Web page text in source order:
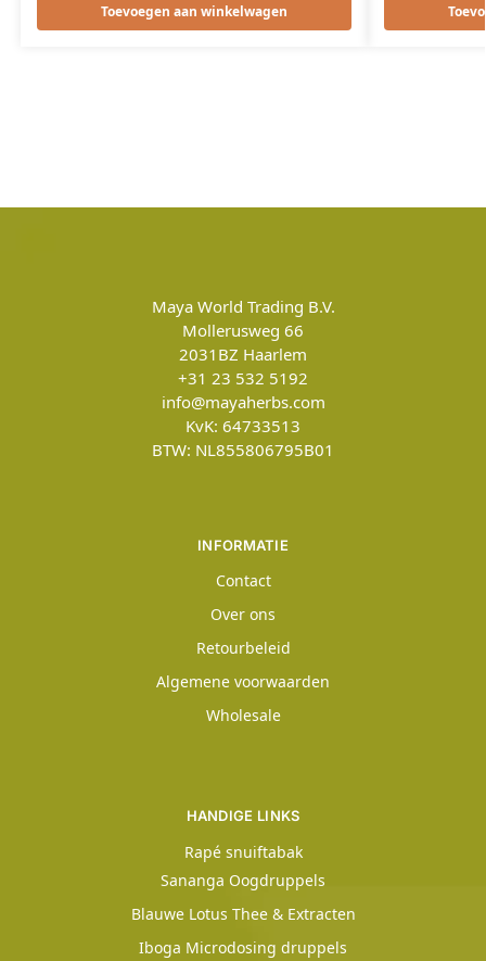
Toevoegen aan winkelwagen
Maya World Trading B.V.
Mollerusweg 66
2031BZ Haarlem
+31 23 532 5192
info@mayaherbs.com
KvK: 64733513
BTW: NL855806795B01
INFORMATIE
Contact
Over ons
Retourbeleid
Algemene voorwaarden
Wholesale
HANDIGE LINKS
Rapé snuiftabak
Sananga Oogdruppels
Blauwe Lotus Thee & Extracten
Iboga Microdosing druppels